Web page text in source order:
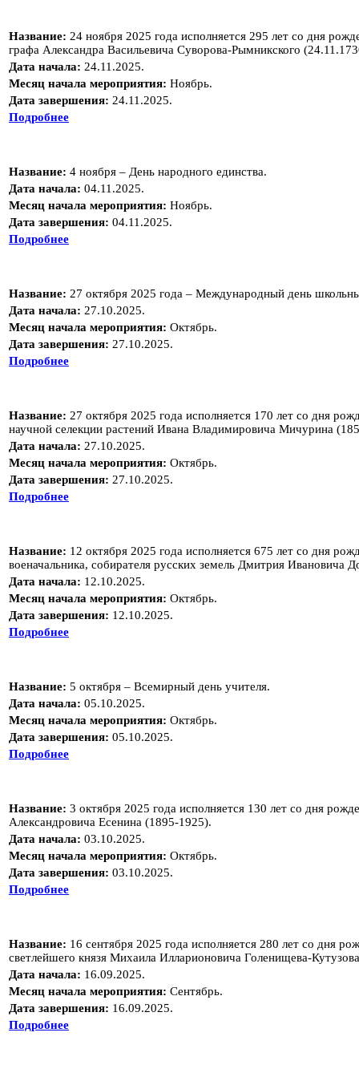
Название: 24 ноября 2025 года исполняется 295 лет со дня
графа Александра Васильевича Суворова-Рымникского
Дата начала: 24.11.2025.
Месяц начала мероприятия: Ноябрь.
Дата завершения: 24.11.2025.
Подробнее
Название: 4 ноября – День народного единства.
Дата начала: 04.11.2025.
Месяц начала мероприятия: Ноябрь.
Дата завершения: 04.11.2025.
Подробнее
Название: 27 октября 2025 года – Международный день
Дата начала: 27.10.2025.
Месяц начала мероприятия: Октябрь.
Дата завершения: 27.10.2025.
Подробнее
Название: 27 октября 2025 года исполняется 170 лет со дня
научной селекции растений Ивана Владимировича Мичурина
Дата начала: 27.10.2025.
Месяц начала мероприятия: Октябрь.
Дата завершения: 27.10.2025.
Подробнее
Название: 12 октября 2025 года исполняется 675 лет со дня
военачальника, собирателя русских земель Дмитрия Ивановича
Дата начала: 12.10.2025.
Месяц начала мероприятия: Октябрь.
Дата завершения: 12.10.2025.
Подробнее
Название: 5 октября – Всемирный день учителя.
Дата начала: 05.10.2025.
Месяц начала мероприятия: Октябрь.
Дата завершения: 05.10.2025.
Подробнее
Название: 3 октября 2025 года исполняется 130 лет со дня
Александровича Есенина (1895-1925).
Дата начала: 03.10.2025.
Месяц начала мероприятия: Октябрь.
Дата завершения: 03.10.2025.
Подробнее
Название: 16 сентября 2025 года исполняется 280 лет со дня
светлейшего князя Михаила Илларионовича Голенищева-
Дата начала: 16.09.2025.
Месяц начала мероприятия: Сентябрь.
Дата завершения: 16.09.2025.
Подробнее